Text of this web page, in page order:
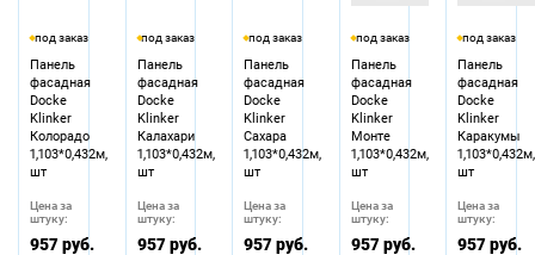
под заказ
Панель
фасадная
Docke
Klinker
Колорадо
1,103*0,432м,
шт
Цена за
штуку:
957 руб.
под заказ
Панель
фасадная
Docke
Klinker
Калахари
1,103*0,432м,
шт
Цена за
штуку:
957 руб.
под заказ
Панель
фасадная
Docke
Klinker
Сахара
1,103*0,432м,
шт
Цена за
штуку:
957 руб.
под заказ
Панель
фасадная
Docke
Klinker
Монте
1,103*0,432м,
шт
Цена за
штуку:
957 руб.
под заказ
Панель
фасадная
Docke
Klinker
Каракумы
1,103*0,432м,
шт
Цена за
штуку:
957 руб.